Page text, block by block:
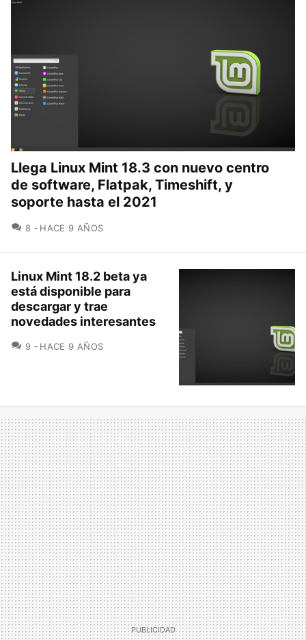
Llega Linux Mint 18.3 con nuevo centro
de software, Flatpak, Timeshift, y
soporte hasta el 2021
8 COMENTARIOS
HACE 9 AÑOS
Linux Mint 18.2 beta ya
está disponible para
descargar y trae
novedades interesantes
9 COMENTARIOS
HACE 9 AÑOS